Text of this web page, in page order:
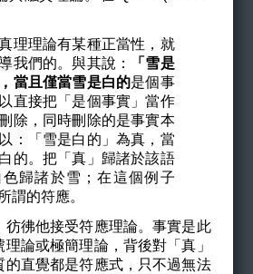
理理論有某種正當性，就
我們的。與其說：
「雪是
當且僅當雪是白的是個事
直接把「是個事實」當作
除，同時刪除的是事實本
：「雪是白的」為真，當
的。把「真」歸諸於該語
歸諸於雪；在這個例子
謂的符應。
彷彿他接受符應理論。事實是此
論或極簡理論，背後對「真」
的直覺都是符應式，只不過無法